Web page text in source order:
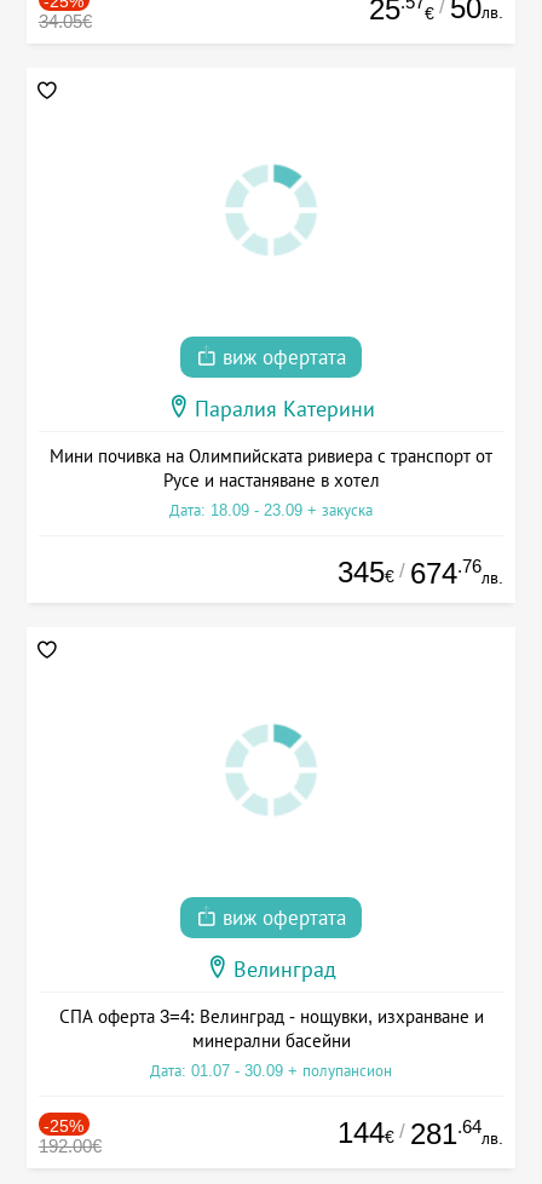
34.05€ 25 € / 50лв.
виж офертата
Паралия Катерини
Мини почивка на Олимпийската ривиера с транспорт от
Русе и настаняване в хотел
Дата: 18.09 - 23.09 + закуска
345€ / 674.76
лв.
виж офертата
Велинград
СПА оферта 3=4: Велинград - нощувки, изхранване и
минерални басейни
Дата: 01.07 - 30.09 + полупансион
-25%
192.00€ 144€ / 281.64
лв.